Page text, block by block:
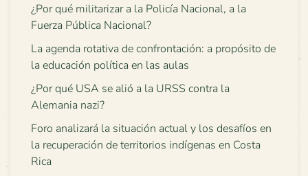
¿Por qué militarizar a la Policía Nacional, a la
Fuerza Pública Nacional?
La agenda rotativa de confrontación: a propósito de
la educación política en las aulas
¿Por qué USA se alió a la URSS contra la
Alemania nazi?
Foro analizará la situación actual y los desafíos en
la recuperación de territorios indígenas en Costa
Rica